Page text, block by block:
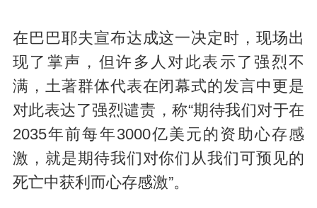
在巴巴耶夫宣布达成这一决定时，现场出
现了掌声，但许多人对此表示了强烈不
满，土著群体代表在闭幕式的发言中更是
对此表达了强烈谴责，称“期待我们对于在
2035年前每年3000亿美元的资助心存感
激，就是期待我们对你们从我们可预见的
死亡中获利而心存感激”。